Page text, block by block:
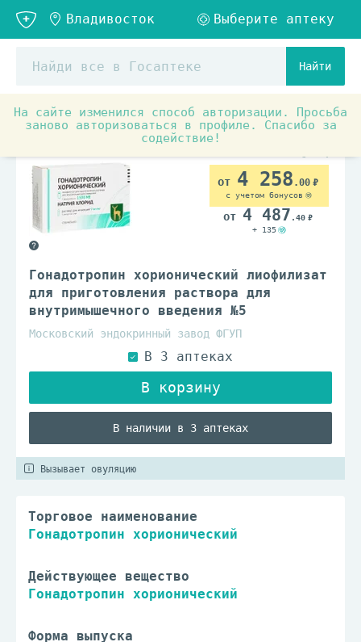
Найти
На сайте изменился способ авторизации. Просьба
заново авторизоваться в профиле. Спасибо за
содействие!
Аптечные товары Женское здоровье Препараты
Гонадотропин хорионический лиофилизат
для приготовления раствора для
внутримышечного введения №5
Московский эндокринный завод ФГУП
В наличии в 3 аптеках
4 258 .00
с учетом бонусов
4 487 .40
+ 135
Вызывает овуляцию
Торговое наименование
Гонадотропин хорионический
Действующее вещество
Гонадотропин хорионический
Форма выпуска